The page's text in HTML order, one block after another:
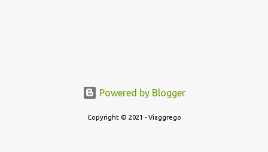
Powered by Blogger
Copyright © 2021 - Viaggrego